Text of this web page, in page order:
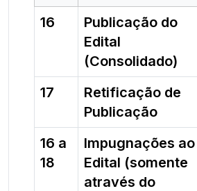
16
Publicação do
Edital
(Consolidado)
17
Retificação de
Publicação
16 a
18
Impugnações ao
Edital (somente
através do